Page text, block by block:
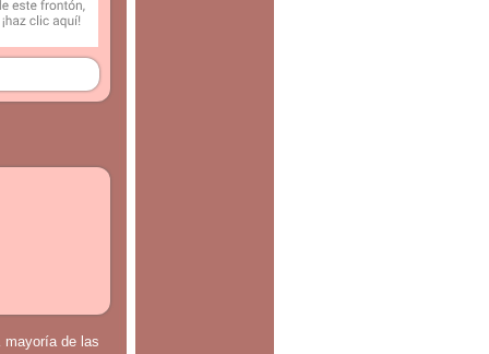
mayoría de las